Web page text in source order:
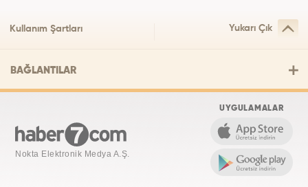
Kullanım Şartları Yukarı Çık
BAĞLANTILAR
Nokta Elektronik Medya A.Ş.
UYGULAMALAR